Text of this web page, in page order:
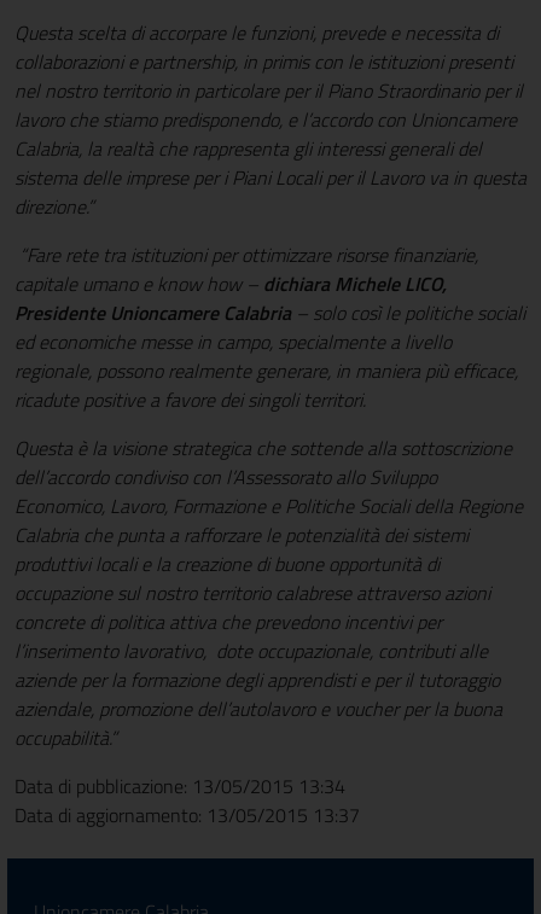
Questa scelta di accorpare le funzioni, prevede e necessita di
collaborazioni e partnership, in primis con le istituzioni presenti
nel nostro territorio in particolare per il Piano Straordinario per il
lavoro che stiamo predisponendo, e l’accordo con Unioncamere
Calabria, la realtà che rappresenta gli interessi generali del
sistema delle imprese per i Piani Locali per il Lavoro va in questa
direzione.”
“Fare rete tra istituzioni per ottimizzare risorse finanziarie,
capitale umano e know how – dichiara Michele LICO,
Presidente Unioncamere Calabria – solo così le politiche sociali
ed economiche messe in campo, specialmente a livello
regionale, possono realmente generare, in maniera più efficace,
ricadute positive a favore dei singoli territori.
Questa è la visione strategica che sottende alla sottoscrizione
dell’accordo condiviso con l’Assessorato allo Sviluppo
Economico, Lavoro, Formazione e Politiche Socialidella Regione
Calabria che punta a rafforzare le potenzialità dei sistemi
produttivi locali e la creazione di buone opportunità di
occupazione sul nostro territorio calabrese attraverso azioni
concrete di politica attiva che prevedono incentivi per
l’inserimento lavorativo, dote occupazionale, contributi alle
aziende per la formazione degli apprendisti e per il tutoraggio
aziendale, promozione dell’autolavoro e voucher per la buona
occupabilità.”
Data di pubblicazione: 13/05/2015 13:34
Data di aggiornamento: 13/05/2015 13:37